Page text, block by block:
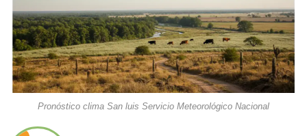
Pronóstico clima San luis Servicio Meteorológico Nacional